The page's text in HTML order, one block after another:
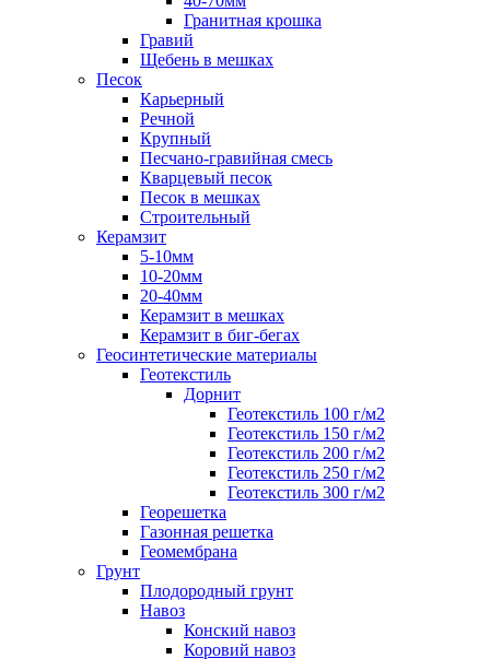
Гранитная крошка
Гравий
Щебень в мешках
Песок
Карьерный
Речной
Крупный
Песчано-гравийная смесь
Кварцевый песок
Песок в мешках
Строительный
Керамзит
5-10мм
10-20мм
20-40мм
Керамзит в мешках
Керамзит в биг-бегах
Геосинтетические материалы
Геотекстиль
Дорнит
Геотекстиль 100 г/м2
Геотекстиль 150 г/м2
Геотекстиль 200 г/м2
Геотекстиль 250 г/м2
Геотекстиль 300 г/м2
Георешетка
Газонная решетка
Геомембрана
Грунт
Плодородный грунт
Навоз
Конский навоз
Коровий навоз